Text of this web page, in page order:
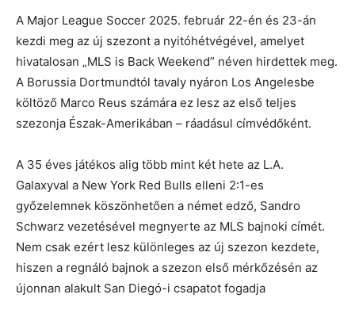
A Major League Soccer 2025. február 22-én és 23-án
kezdi meg az új szezont a nyitóhétvégével, amelyet
hivatalosan „MLS is Back Weekend” néven hirdettek meg.
A Borussia Dortmundtól tavaly nyáron Los Angelesbe
költöző Marco Reus számára ez lesz az első teljes
szezonja Észak-Amerikában – ráadásul címvédőként.
A 35 éves játékos alig több mint két hete az L.A.
Galaxyval a New York Red Bulls elleni 2:1-es
győzelemnek köszönhetően a német edző, Sandro
Schwarz vezetésével megnyerte az MLS bajnoki címét.
Nem csak ezért lesz különleges az új szezon kezdete,
hiszen a regnáló bajnok a szezon első mérkőzésén az
újonnan alakult San Diegó-i csapatot fogadja